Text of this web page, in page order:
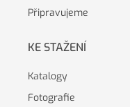
Připravujeme
KE STAŽENÍ
Katalogy
Fotografie